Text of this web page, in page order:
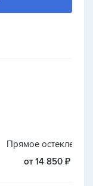
Прямое остекление
от 14 850 ₽